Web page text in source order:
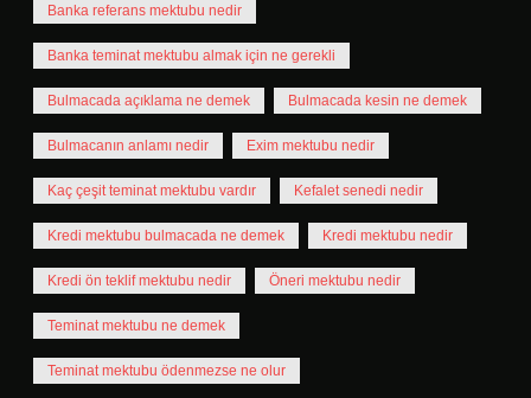
Banka referans mektubu nedir
Banka teminat mektubu almak için ne gerekli
Bulmacada açıklama ne demek Bulmacada kesin ne demek
Bulmacanın anlamı nedir Exim mektubu nedir
Kaç çeşit teminat mektubu vardır Kefalet senedi nedir
Kredi mektubu bulmacada ne demek Kredi mektubu nedir
Kredi ön teklif mektubu nedir Öneri mektubu nedir
Teminat mektubu ne demek
Teminat mektubu ödenmezse ne olur